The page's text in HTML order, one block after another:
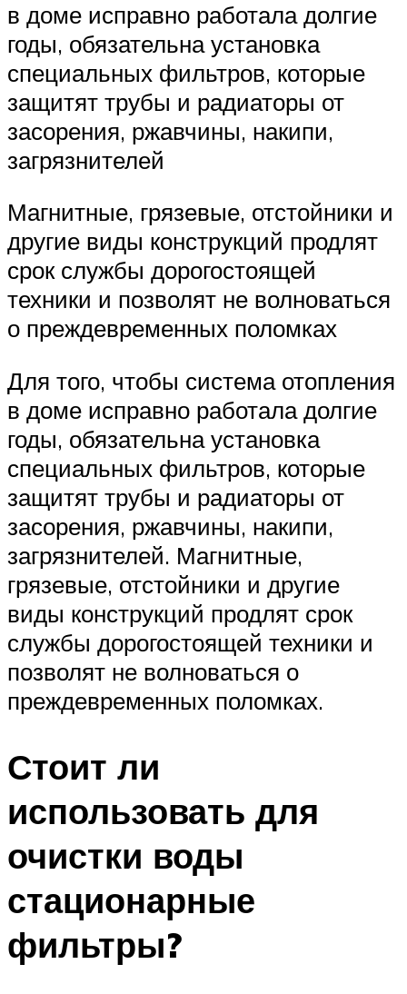
в доме исправно работала долгие
годы, обязательна установка
специальных фильтров, которые
защитят трубы и радиаторы от
засорения, ржавчины, накипи,
загрязнителей
Магнитные, грязевые, отстойники и
другие виды конструкций продлят
срок службы дорогостоящей
техники и позволят не волноваться
о преждевременных поломках
Для того, чтобы система отопления
в доме исправно работала долгие
годы, обязательна установка
специальных фильтров, которые
защитят трубы и радиаторы от
засорения, ржавчины, накипи,
загрязнителей. Магнитные,
грязевые, отстойники и другие
виды конструкций продлят срок
службы дорогостоящей техники и
позволят не волноваться о
преждевременных поломках.
Стоит ли
использовать для
очистки воды
стационарные
фильтры?